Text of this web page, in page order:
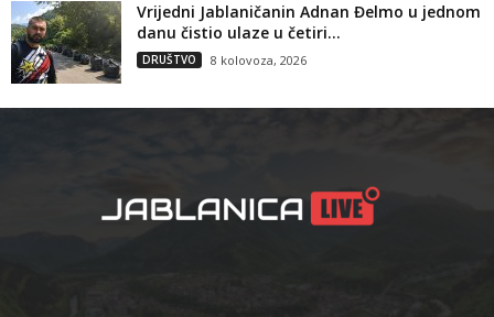
Vrijedni Jablaničanin Adnan Đelmo u jednom
danu čistio ulaze u četiri...
DRUŠTVO 8 kolovoza, 2026